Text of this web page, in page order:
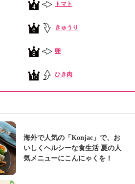
4 トマト
6 きゅうり
8 卵
10 ひき肉
海外で人気の「Konjac」で、お
いしくヘルシーな食生活 夏の人
気メニューにこんにゃくを！